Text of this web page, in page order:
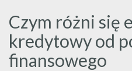
Czym różni się
kredytowy od
finansowego